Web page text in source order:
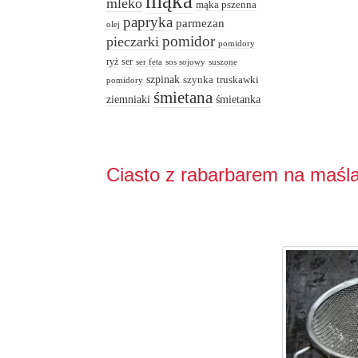
mleko mąka pszenna
olej papryka parmezan
pieczarki pomidor pomidory
ryż ser ser feta sos sojowy suszone
pomidory szpinak szynka truskawki
ziemniaki śmietana śmietanka
Ciasto z rabarbarem na